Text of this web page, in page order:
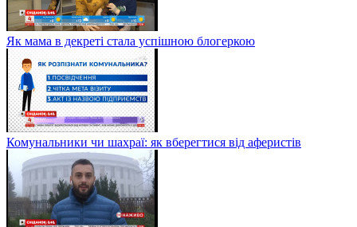
Як мама в декреті стала успішною блогеркою
Комунальники чи шахраї: як вберегтися від аферистів